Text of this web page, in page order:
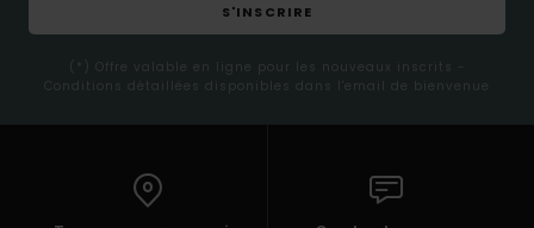
S'INSCRIRE
(*) Offre valable en ligne pour les nouveaux inscrits -
Conditions détaillées disponibles dans l'email de bienvenue